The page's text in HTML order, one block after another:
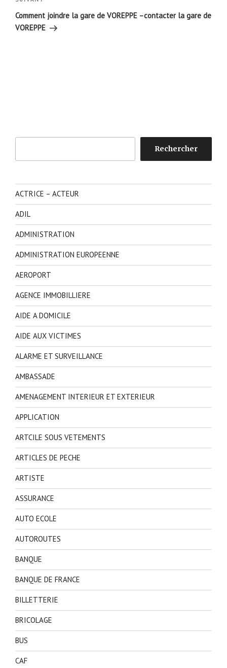
suivant
Comment joindre la gare de VOREPPE –contacter la gare de
VOREPPE
Rechercher
ACTRICE – ACTEUR
ADIL
ADMINISTRATION
ADMINISTRATION EUROPEENNE
AEROPORT
AGENCE IMMOBILLIERE
AIDE A DOMICILE
AIDE AUX VICTIMES
ALARME ET SURVEILLANCE
AMBASSADE
AMENAGEMENT INTERIEUR ET EXTERIEUR
APPLICATION
ARTCILE SOUS VETEMENTS
ARTICLES DE PECHE
ARTISTE
ASSURANCE
AUTO ECOLE
AUTOROUTES
BANQUE
BANQUE DE FRANCE
BILLETTERIE
BRICOLAGE
BUS
CAF